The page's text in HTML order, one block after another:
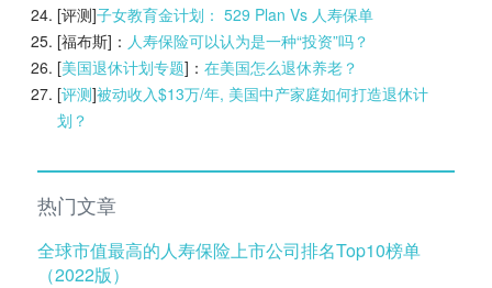
[评测]子女教育金计划： 529 Plan Vs 人寿保单
[福布斯]： 人寿保险可以认为是一种“投资”吗？
[美国退休计划专题]： 在美国怎么退休养老？
[评测]被动收入$13万/年, 美国中产家庭如何打造退休计
划？
热门文章
全球市值最高的人寿保险上市公司排名Top10榜单
（2022版）